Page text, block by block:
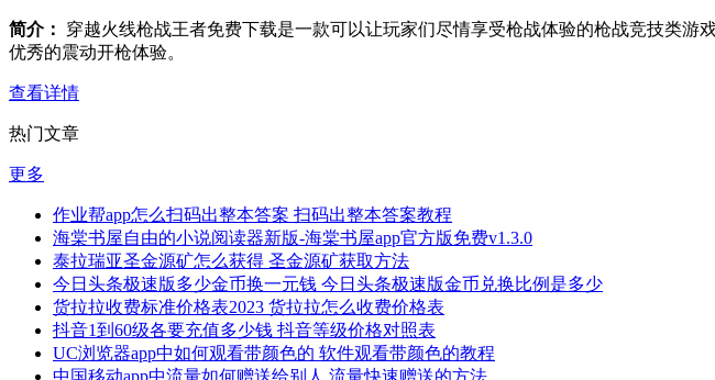
简介：
穿越火线枪战王者免费下载是一款可以让玩家们尽情享受枪战体验的枪战竞技类
优秀的震动开枪体验。
查看详情
热门文章
更多
作业帮app怎么扫码出整本答案 扫码出整本答案教程
海棠书屋自由的小说阅读器新版-海棠书屋app官方版免费v1.3.0
泰拉瑞亚圣金源矿怎么获得 圣金源矿获取方法
今日头条极速版多少金币换一元钱 今日头条极速版金币兑换比例是多少
货拉拉收费标准价格表2023 货拉拉怎么收费价格表
抖音1到60级各要充值多少钱 抖音等级价格对照表
UC浏览器app中如何观看带颜色的 软件观看带颜色的教程